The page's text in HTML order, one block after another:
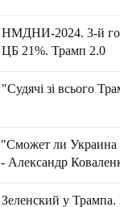
НМДНИ-2024. 3-й
ЦБ 21%. Трамп 2.0
"Судячі зі всього
"Сможет ли Украина
- Александр
Зеленский у